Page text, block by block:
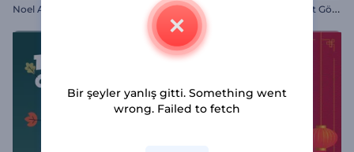
Noel Ağacının Neşeli Yolculuğu R
engarenk Parçacıklar Slayt Gösterisi
Bir şeyler yanlış gitti. Something went
wrong. Failed to fetch